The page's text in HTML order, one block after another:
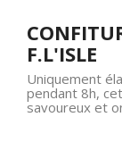
F.L'ISLE
Uniquement
pendant 8h,
savoureux et